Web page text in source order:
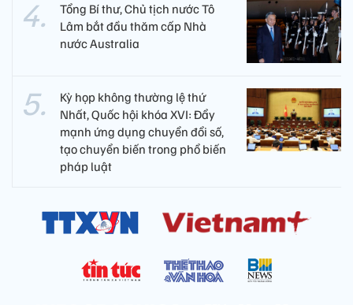
Tổng Bí thư, Chủ tịch nước Tô
Lâm bắt đầu thăm cấp Nhà
nước Australia
Kỳ họp không thường lệ thứ
Nhất, Quốc hội khóa XVI: Đẩy
mạnh ứng dụng chuyển đổi số,
tạo chuyển biến trong phổ biến
pháp luật